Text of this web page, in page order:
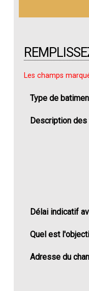
Les champs
Type de
Description des
Délai indicatif
Quel est
Adresse du